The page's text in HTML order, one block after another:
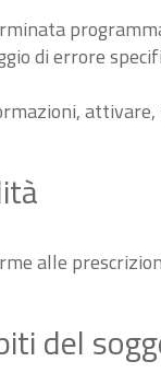
di errore
alle
del